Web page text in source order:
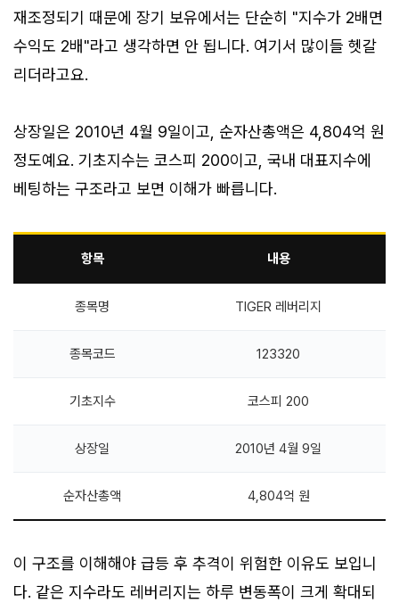
재조정되기 때문에 장기 보유에서는 단순히 "지수가 2배면
수익도 2배"라고 생각하면 안 됩니다. 여기서 많이들 헷갈
리더라고요.
상장일은 2010년 4월 9일이고, 순자산총액은 4,804억 원
정도예요. 기초지수는 코스피 200이고, 국내 대표지수에
베팅하는 구조라고 보면 이해가 빠릅니다.
항목 내용
종목명 TIGER 레버리지
종목코드 123320
기초지수 코스피 200
상장일 2010년 4월 9일
순자산총액 4,804억 원
이 구조를 이해해야 급등 후 추격이 위험한 이유도 보입니
다. 같은 지수라도 레버리지는 하루 변동폭이 크게 확대되